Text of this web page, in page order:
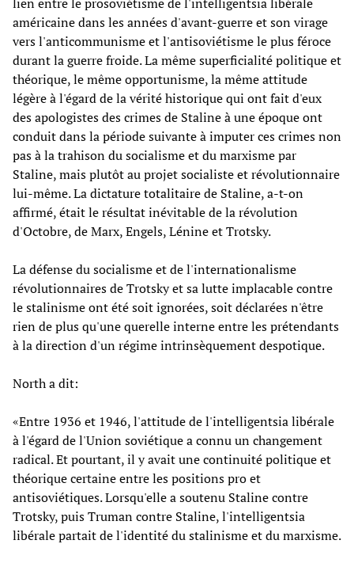
américaine dans les années d'avant-guerre et son virage
vers l'anticommunisme et l'antisoviétisme le plus féroce
durant la guerre froide. La même superficialité politique et
théorique, le même opportunisme, la même attitude
légère à l'égard de la vérité historique qui ont fait d'eux
des apologistes des crimes de Staline à une époque ont
conduit dans la période suivante à imputer ces crimes non
pas à la trahison du socialisme et du marxisme par
Staline, mais plutôt au projet socialiste et révolutionnaire
lui-même. La dictature totalitaire de Staline, a-t-on
affirmé, était le résultat inévitable de la révolution
d'Octobre, de Marx, Engels, Lénine et Trotsky.
La défense du socialisme et de l'internationalisme
révolutionnaires de Trotsky et sa lutte implacable contre
le stalinisme ont été soit ignorées, soit déclarées n'être
rien de plus qu'une querelle interne entre les prétendants
à la direction d'un régime intrinsèquement despotique.
North a dit:
«Entre 1936 et 1946, l'attitude de l'intelligentsia libérale
à l'égard de l'Union soviétique a connu un changement
radical. Et pourtant, il y avait une continuité politique et
théorique certaine entre les positions pro et
antisoviétiques. Lorsqu'elle a soutenu Staline contre
Trotsky, puis Truman contre Staline, l'intelligentsia
libérale partait de l'identité du stalinisme et du marxisme.